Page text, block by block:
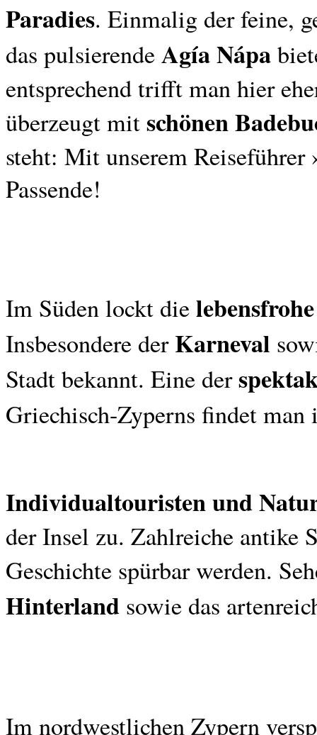
Paradies. Einmalig der feine,
das pulsierendeAgía Nápa
entsprechend trifft man hier
überzeugt mitschönen
steht: Mit unserem
Passende!
Im Süden lockt die
Insbesondere derKarneval
Stadt bekannt. Eine der
Griechisch-Zyperns findet
Individualtouristen und
der Insel zu. Zahlreiche antike
Geschichte spürbar werden.
Hinterland sowie das
Im nordwestlichen Zypern